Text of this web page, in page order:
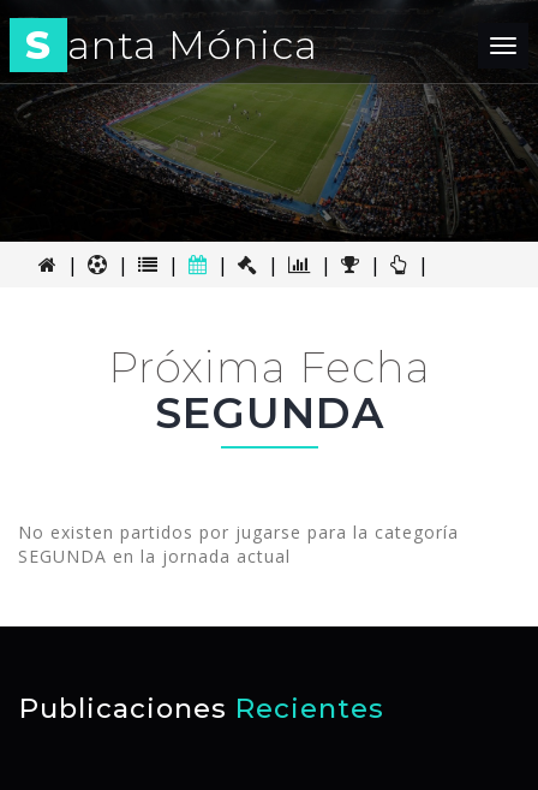
S anta Mónica
| | | | | | | |
Próxima Fecha
SEGUNDA
No existen partidos por jugarse para la categoría
SEGUNDA en la jornada actual
Publicaciones Recientes